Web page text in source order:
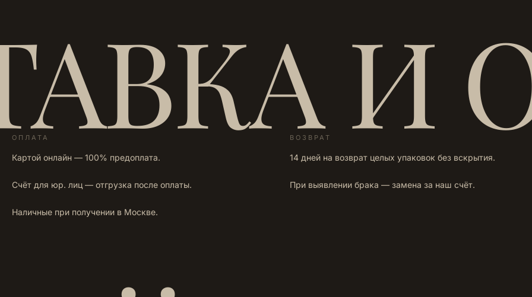
И
ОПЛАТА
Картой онлайн — 100% предоплата.
Счёт для юр. лиц — отгрузка после оплаты.
Наличные при получении в Москве.
ВОЗВРАТ
14 дней на возврат целых упаковок без вскрытия.
При выявлении брака — замена за наш счёт.